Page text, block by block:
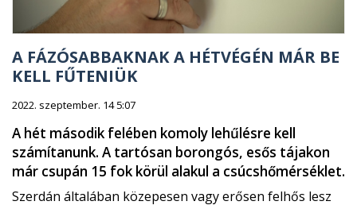
A FÁZÓSABBAKNAK A HÉTVÉGÉN MÁR BE
KELL FŰTENIÜK
2022. szeptember. 14 5:07
A hét második felében komoly lehűlésre kell
számítanunk. A tartósan borongós, esős tájakon
már csupán 15 fok körül alakul a csúcshőmérséklet.
Szerdán általában közepesen vagy erősen felhős lesz